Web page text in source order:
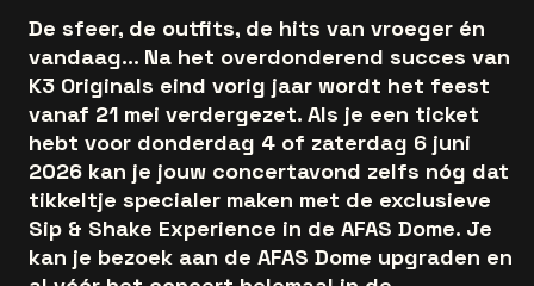
De sfeer, de outfits, de hits van vroeger én
vandaag... Na het overdonderend succes van
K3 Originals eind vorig jaar wordt het feest
vanaf 21 mei verdergezet. Als je een ticket
hebt voor donderdag 4 of zaterdag 6 juni
2026 kan je jouw concertavond zelfs nóg dat
tikkeltje specialer maken met de exclusieve
Sip & Shake Experience in de AFAS Dome. Je
kan je bezoek aan de AFAS Dome upgraden en